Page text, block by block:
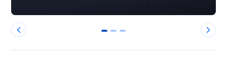
0 1 2